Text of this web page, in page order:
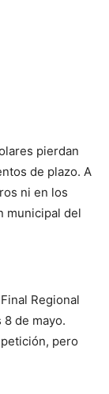
pierdan
de plazo. A
ni en los
municipal del
Regional
de mayo.
pero